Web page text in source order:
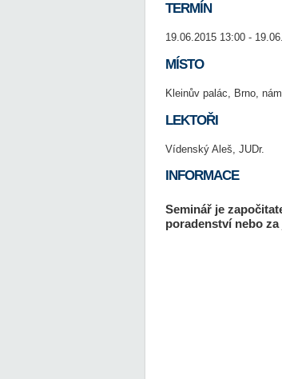
TERMÍN
19.06.2015 13:00 -
MÍSTO
Kleinův palác, Brno,
LEKTOŘI
Vídenský Aleš, JUDr.
INFORMACE
Seminář je
poradenství nebo